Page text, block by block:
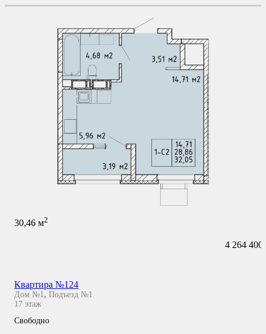
30,46 м2
4 264 400
Квартира №124
Дом №1 , Подъезд №1
17 этаж
Свободно